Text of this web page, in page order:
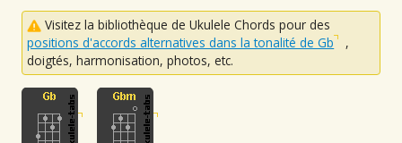
Visitez la bibliothèque de Ukulele Chords pour des
positions d'accords alternatives dans la tonalité de Gb
,
doigtés, harmonisation, photos, etc.